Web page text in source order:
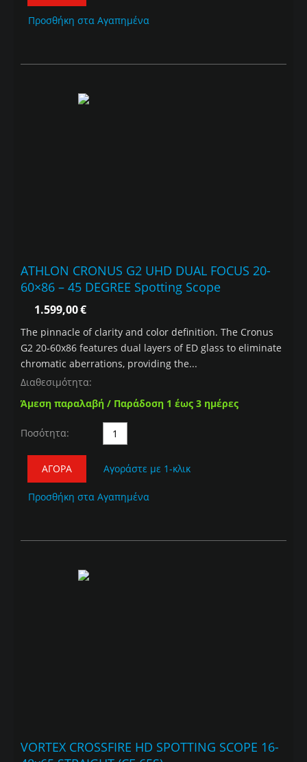
Προσθήκη στα Αγαπημένα
ATHLON CRONUS G2 UHD DUAL FOCUS 20-
60×86 – 45 DEGREE Spotting Scope
1.599,00€
The pinnacle of clarity and color definition. The Cronus
G2 20-60x86 features dual layers of ED glass to eliminate
chromatic aberrations, providing the...
Διαθεσιμότητα:
Άμεση παραλαβή / Παράδοση 1 έως 3 ημέρες
Ποσότητα:
ΑΓΟΡΆ Αγοράστε με 1-κλικ
Προσθήκη στα Αγαπημένα
VORTEX CROSSFIRE HD SPOTTING SCOPE 16-